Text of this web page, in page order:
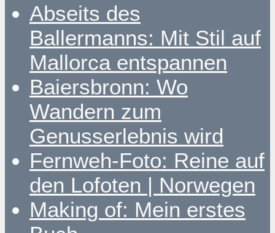
Abseits des
Ballermanns: Mit Stil auf
Mallorca entspannen
Baiersbronn: Wo
Wandern zum
Genusserlebnis wird
Fernweh-Foto: Reine auf
den Lofoten | Norwegen
Making of: Mein erstes